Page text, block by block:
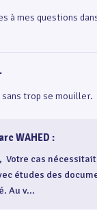
à mes questions
trop se mouiller.
WAHED :
Votre cas
études des
Au v...